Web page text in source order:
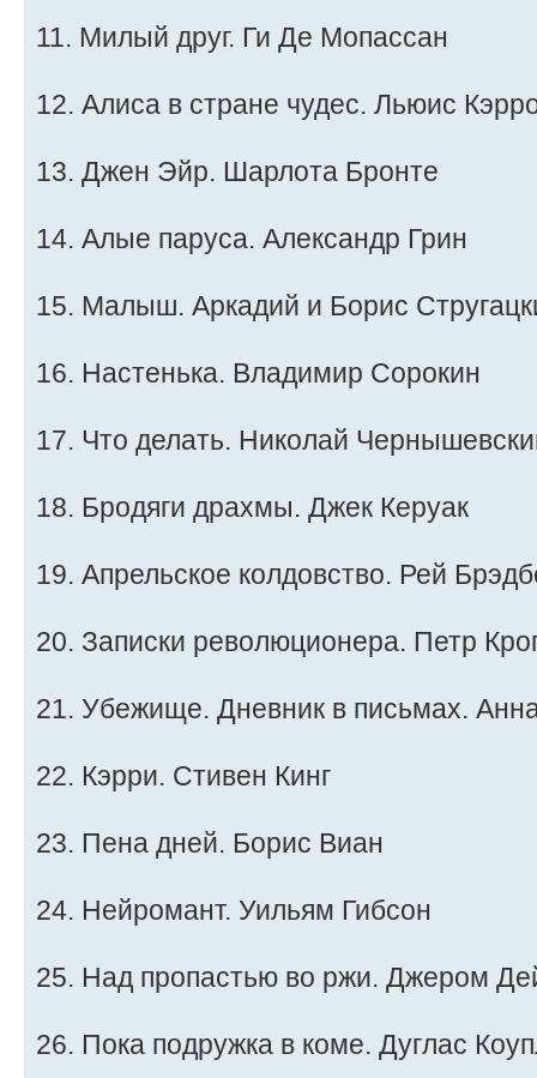
11. Милый друг. Ги Де Мопассан
12. Алиса в стране чудес. Льюис
13. Джен Эйр. Шарлота Бронте
14. Алые паруса. Александр Грин
15. Малыш. Аркадий и Борис
16. Настенька. Владимир Сорокин
17. Что делать. Николай
18. Бродяги драхмы. Джек Керуак
19. Апрельское колдовство. Рей
20. Записки революционера. Петр
21. Убежище. Дневник в письмах.
22. Кэрри. Стивен Кинг
23. Пена дней. Борис Виан
24. Нейромант. Уильям Гибсон
25. Над пропастью во ржи. Джером
26. Пока подружка в коме. Дуглас